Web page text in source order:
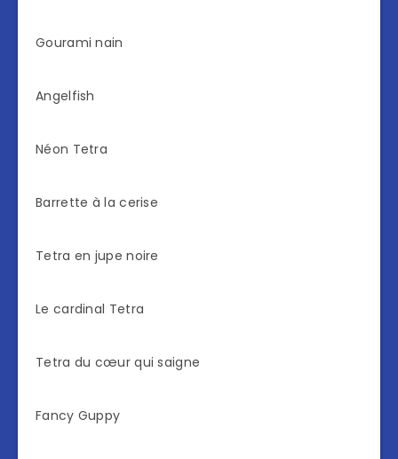
Gourami nain
Angelfish
Néon Tetra
Barrette à la cerise
Tetra en jupe noire
Le cardinal Tetra
Tetra du cœur qui saigne
Fancy Guppy